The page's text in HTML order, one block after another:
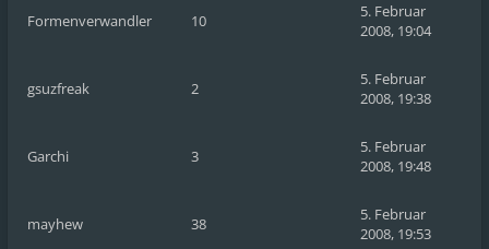
Formenverwandler 10
5. Februar
2008, 19:04
gsuzfreak 2
5. Februar
2008, 19:38
Garchi 3
5. Februar
2008, 19:48
mayhew 38
5. Februar
2008, 19:53